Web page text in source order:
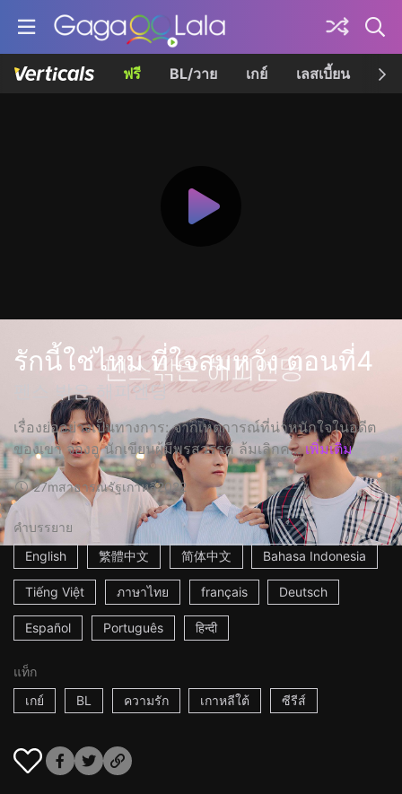
ฟรี BL/วาย เกย์ เลสเบี้ยน เค
รักนี้ใช่ไหม ที่ใจสมหวัง ตอนที่4
펜스 밖은 해피엔딩
เรื่องย่ออย่างเป็นทางการ: จากเหตุการณ์ที่น่าหนักใจในอดีต
ของเขา จองอู นักเขียนผู้มีพรสวรรค์ ล้มเลิกค... เพิ่มเติม
27mสาธารณรัฐเกาหลี2022
คำบรรยาย
English
繁體中文 简体中文 Bahasa Indonesia
Tiếng Việt ภาษาไทย français Deutsch
Español Português हिन्दी
แท็ก
เกย์
BL ความรัก เกาหลีใต้ ซีรีส์